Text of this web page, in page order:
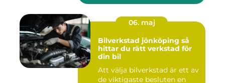
06. maj
Bilverkstad jönköping så
hittar du rätt verkstad för
din bil
Att välja bilverkstad är ett av
de viktigaste besluten en